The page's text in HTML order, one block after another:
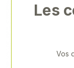
Les
Vos